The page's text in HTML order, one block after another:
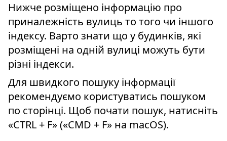
Нижче розміщено інформацію про
приналежність вулиць то того чи іншого
індексу. Варто знати що у будинків, які
розміщені на одній вулиці можуть бути
різні індекси.
Для швидкого пошуку інформації
рекомендуємо користуватись пошуком
по сторінці. Щоб почати пошук, натисніть
«CTRL + F» («CMD + F» на macOS).